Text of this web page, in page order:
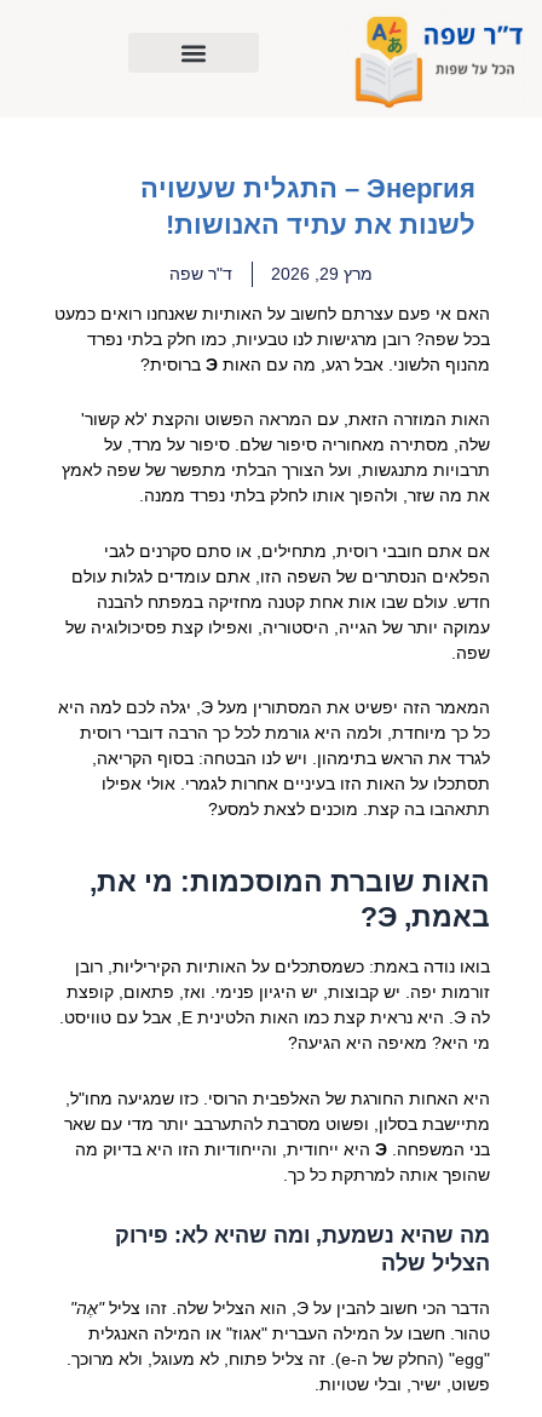
לתוכן
Энергия – התגלית שעשויה
לשנות את עתיד האנושות!
מרץ 29, 2026 ד"ר שפה
האם אי פעם עצרתם לחשוב על האותיות שאנחנו רואים כמעט
בכל שפה? רובן מרגישות לנו טבעיות, כמו חלק בלתי נפרד
מהנוף הלשוני. אבל רגע, מה עם האות Эברוסית?
האות המוזרה הזאת, עם המראה הפשוט והקצת 'לא קשור'
שלה, מסתירה מאחוריה סיפור שלם. סיפור על מרד, על
תרבויות מתנגשות, ועל הצורך הבלתי מתפשר של שפה לאמץ
את מה שזר, ולהפוך אותו לחלק בלתי נפרד ממנה.
אם אתם חובבי רוסית, מתחילים, או סתם סקרנים לגבי
הפלאים הנסתרים של השפה הזו, אתם עומדים לגלות עולם
חדש. עולם שבו אות אחת קטנה מחזיקה במפתח להבנה
עמוקה יותר של הגייה, היסטוריה, ואפילו קצת פסיכולוגיה של
שפה.
המאמר הזה יפשיט את המסתורין מעל Э, יגלה לכם למה היא
כל כך מיוחדת, ולמה היא גורמת לכל כך הרבה דוברי רוסית
לגרד את הראש בתימהון. ויש לנו הבטחה: בסוף הקריאה,
תסתכלו על האות הזו בעיניים אחרות לגמרי. אולי אפילו
תתאהבו בה קצת. מוכנים לצאת למסע?
האות שוברת המוסכמות: מי את,
באמת, Э?
בואו נודה באמת: כשמסתכלים על האותיות הקיריליות, רובן
זורמות יפה. יש קבוצות, יש היגיון פנימי. ואז, פתאום, קופצת
לה Э. היא נראית קצת כמו האות הלטינית E, אבל עם טוויסט.
מי היא? מאיפה היא הגיעה?
היא האחות החורגת של האלפבית הרוסי. כזו שמגיעה מחו"ל,
מתיישבת בסלון, ופשוט מסרבת להתערבב יותר מדי עם שאר
בני המשפחה. Эהיא ייחודית, והייחודיות הזו היא בדיוק מה
שהופך אותה למרתקת כל כך.
מה שהיא נשמעת, ומה שהיא לא: פירוק
הצליל שלה
הדבר הכי חשוב להבין על Э, הוא הצליל שלה. זהו צליל
"אֶה"
טהור. חשבו על המילה העברית "אגוז" או המילה האנגלית
"egg" (החלק של ה-e). זה צליל פתוח, לא מעוגל, ולא מרוכך.
פשוט, ישיר, ובלי שטויות.